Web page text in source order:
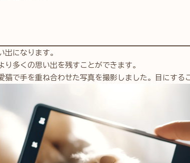
になります。
多くの思い出を残すことができます。
で手を重ね合わせた写真を撮影しました。目にす